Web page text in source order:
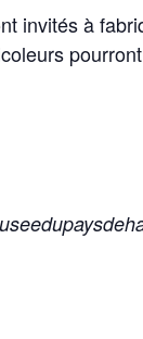
invités à